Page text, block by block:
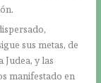
sus metas, de
Judea, y las
manifestado en